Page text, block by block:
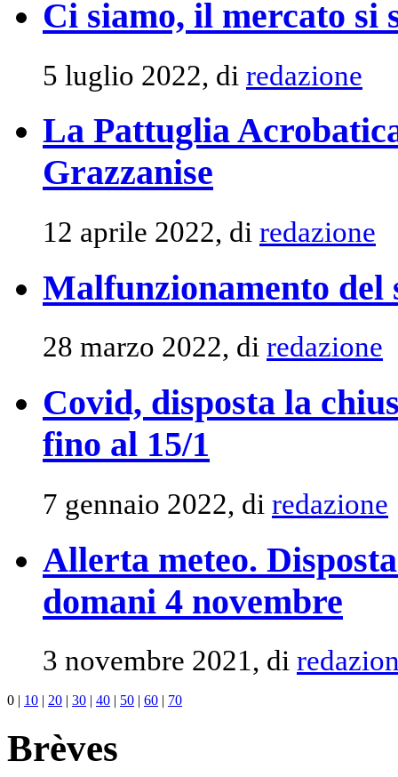
Ci siamo, il mercato si
5 luglio 2022, di redazione
La Pattuglia
Grazzanise
12 aprile 2022, di redazione
Malfunzionamento
28 marzo 2022, di redazione
Covid, disposta la
fino al 15/1
7 gennaio 2022, di redazione
Allerta meteo.
domani 4 novembre
3 novembre 2021, di
0 | 10 | 20 | 30 | 40 | 50 | 60 | 70
Brèves